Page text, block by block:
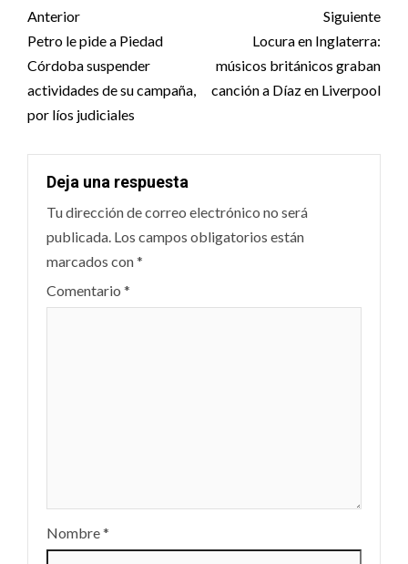
Post
navigation
Anterior
Petro le pide a Piedad
Córdoba suspender
actividades de su campaña,
por líos judiciales
Siguiente
Locura en Inglaterra:
músicos británicos graban
canción a Díaz en Liverpool
Deja una respuesta
Tu dirección de correo electrónico no será
publicada. Los campos obligatorios están
marcados con*
Comentario *
Nombre*